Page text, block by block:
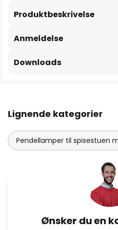
Produktbeskrivelse
Anmeldelse
Downloads
Lignende kategorier
Pendellamper til spisestuen
Ønsker du en